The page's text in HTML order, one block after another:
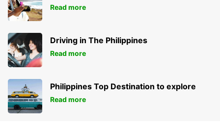
Read more
Driving in The Philippines
Read more
Philippines Top Destination to explore
Read more